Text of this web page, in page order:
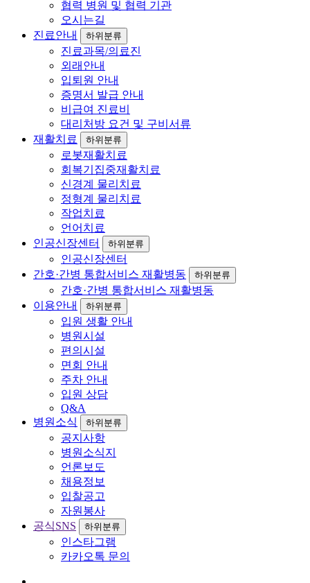
협력 병원 및 협력 기관
오시는길
진료안내
하위분류
진료과목/의료진
외래안내
입퇴원 안내
증명서 발급 안내
비급여 진료비
대리처방 요건 및 구비서류
재활치료
하위분류
로봇재활치료
회복기집중재활치료
신경계 물리치료
정형계 물리치료
작업치료
언어치료
인공신장센터
하위분류
인공신장센터
간호·간병 통합서비스 재활병동
하위분류
간호·간병 통합서비스 재활병동
이용안내
하위분류
입원 생활 안내
병원시설
편의시설
면회 안내
주차 안내
입원 상담
Q&A
병원소식
하위분류
공지사항
병원소식지
언론보도
채용정보
입찰공고
자원봉사
공식SNS
하위분류
인스타그램
카카오톡 문의